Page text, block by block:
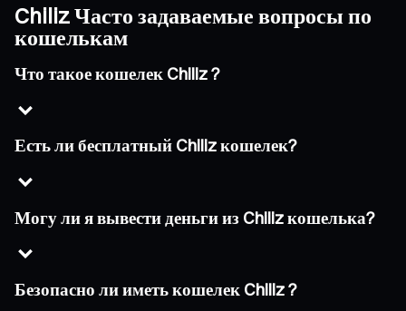
Chiliz Часто задаваемые вопросы по
кошелькам
Что такое кошелек Chiliz ?
Есть ли бесплатный Chiliz кошелек?
Могу ли я вывести деньги из Chiliz кошелька?
Безопасно ли иметь кошелек Chiliz ?